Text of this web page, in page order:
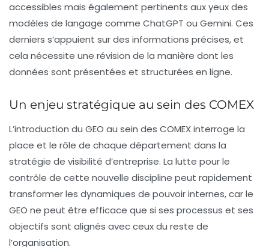
accessibles mais également pertinents aux yeux des
modèles de langage comme ChatGPT ou Gemini. Ces
derniers s’appuient sur des informations précises, et
cela nécessite une révision de la manière dont les
données sont présentées et structurées en ligne.
Un enjeu stratégique au sein des COMEX
L’introduction du GEO au sein des COMEX interroge la
place et le rôle de chaque département dans la
stratégie de visibilité d’entreprise. La lutte pour le
contrôle de cette nouvelle discipline peut rapidement
transformer les dynamiques de pouvoir internes, car le
GEO ne peut être efficace que si ses processus et ses
objectifs sont alignés avec ceux du reste de
l’organisation.